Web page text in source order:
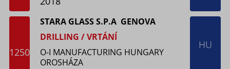
1250
STARA GLASS S.P.A GENOVA
DRILLING / VRTÁNÍ
O-I MANUFACTURING HUNGARY
OROSHÁZA
HU